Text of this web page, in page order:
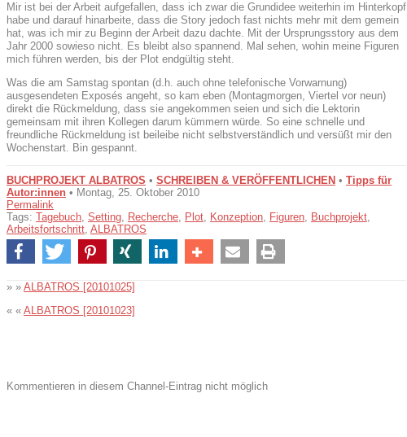
Mir ist bei der Arbeit aufgefallen, dass ich zwar die Grundidee weiterhin im Hinterkopf
habe und darauf hinarbeite, dass die Story jedoch fast nichts mehr mit dem gemein
hat, was ich mir zu Beginn der Arbeit dazu dachte. Mit der Ursprungsstory aus dem
Jahr 2000 sowieso nicht. Es bleibt also spannend. Mal sehen, wohin meine Figuren
mich führen werden, bis der Plot endgültig steht.
Was die am Samstag spontan (d.h. auch ohne telefonische Vorwarnung)
ausgesendeten Exposés angeht, so kam eben (Montagmorgen, Viertel vor neun)
direkt die Rückmeldung, dass sie angekommen seien und sich die Lektorin
gemeinsam mit ihren Kollegen darum kümmern würde. So eine schnelle und
freundliche Rückmeldung ist beileibe nicht selbstverständlich und versüßt mir den
Wochenstart. Bin gespannt.
BUCHPROJEKT ALBATROS • SCHREIBEN & VERÖFFENTLICHEN • Tipps für
Autor:innen • Montag, 25. Oktober 2010
Permalink
Tags: Tagebuch Setting Recherche Plot Konzeption Figuren Buchprojekt
Arbeitsfortschritt ALBATROS
» » ALBATROS [20101025]
« « ALBATROS [20101023]
Kommentieren in diesem Channel-Eintrag nicht möglich